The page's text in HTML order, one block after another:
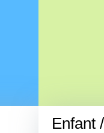
Enfant